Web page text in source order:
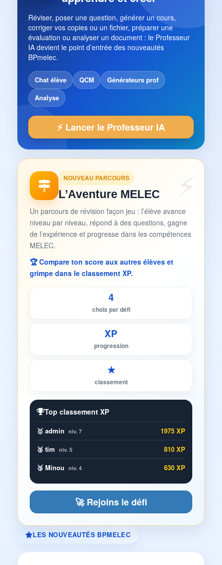
Réviser, poser une question, générer un cours,
corriger vos copies ou un fichier, préparer une
évaluation ou analyser un document : le Professeur
IA devient le point d’entrée des nouveautés
BPmelec.
Chat élève QCM
Générateurs prof
Analyse
⚡ Lancer le Professeur IA
NOUVEAU PARCOURS
L’Aventure MELEC
Un parcours de révision façon jeu : l’élève avance
niveau par niveau, répond à des questions, gagne
de l’expérience et progresse dans les compétences
MELEC.
🏆 Compare ton score aux autres élèves et
grimpe dans le classement XP.
4
choix par défi
XP
progression
★
classement
Top classement XP
🥇 admin niv. 7
1975 XP
🥈 tim niv. 5
810 XP
🥉 Minou niv. 4 630 XP
🚀 Rejoins le défi
LES NOUVEAUTÉS BPMELEC